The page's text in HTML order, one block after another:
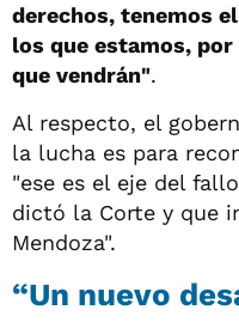
derechos, tenemos
los que estamos,
que vendrán".
Al respecto, el
la lucha es para
"ese es el eje del
dictó la Corte y que
Mendoza".
“Un nuevo